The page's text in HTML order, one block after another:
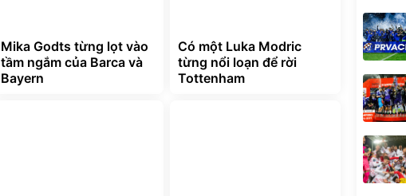
Mika Godts từng lọt vào
tầm ngắm của Barca và
Bayern
Có một Luka Modric
từng nổi loạn để rời
Tottenham